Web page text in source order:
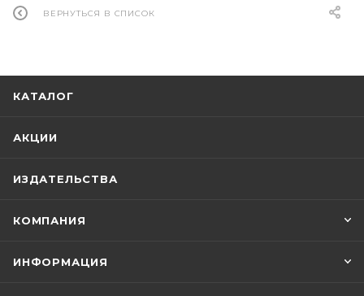
ВЕРНУТЬСЯ В СПИСОК
КАТАЛОГ
АКЦИИ
ИЗДАТЕЛЬСТВА
КОМПАНИЯ
ИНФОРМАЦИЯ